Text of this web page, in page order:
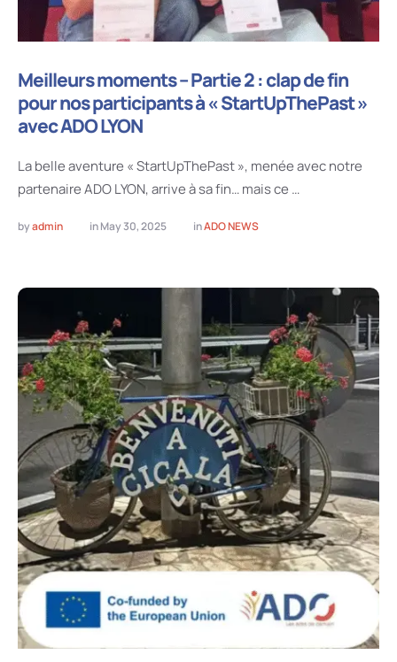
Meilleurs moments – Partie 2 : clap de fin
pour nos participants à « StartUpThePast »
avec ADO LYON
La belle aventure « StartUpThePast », menée avec notre
partenaire ADO LYON, arrive à sa fin… mais ce …
by admin in May 30, 2025 in ADO NEWS